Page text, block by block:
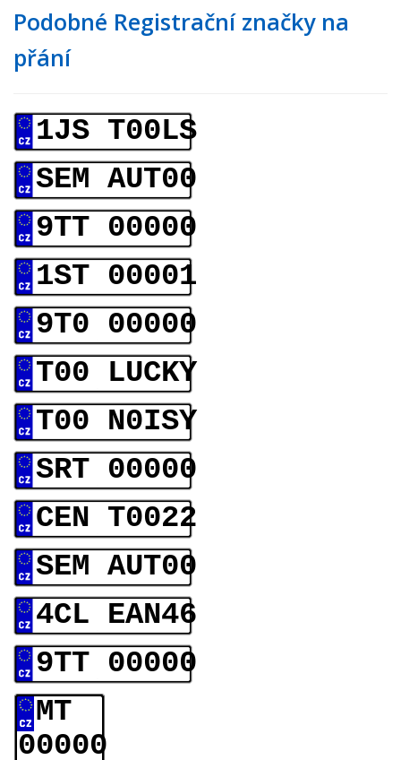
Podobné Registrační značky na
přání
1JS T00LS
SEM AUT00
9TT 00000
1ST 00001
9T0 00000
T00 LUCKY
T00 N0ISY
SRT 00000
CEN T0022
SEM AUT00
4CL EAN46
9TT 00000
MT
00000